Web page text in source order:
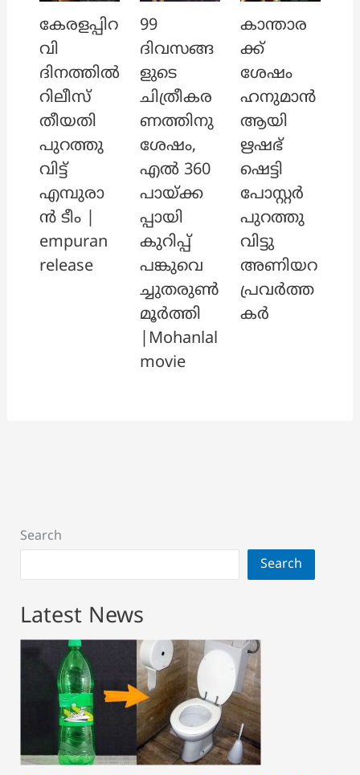
കേരളപ്പിറ
വി
ദിനത്തിൽ
റിലീസ്
തീയതി
പുറത്തു
വിട്ട്
എമ്പുരാ
ൻ ടീം |
empuran
release
99
ദിവസങ്ങ
ളുടെ
ചിത്രീകര
ണത്തിനു
ശേഷം,
എൽ 360
പായ്ക്ക
പ്പായി
കുറിപ്പ്
പങ്കുവെ
ച്ചുതരുൺ
മൂർത്തി
|Mohanlal
movie
കാന്താര
ക്ക്
ശേഷം
ഹനുമാൻ
ആയി
ഋഷഭ്
ഷെട്ടി
പോസ്റ്റർ
പുറത്തു
വിട്ടു
അണിയറ
പ്രവർത്ത
കർ
Search
Search
Latest News